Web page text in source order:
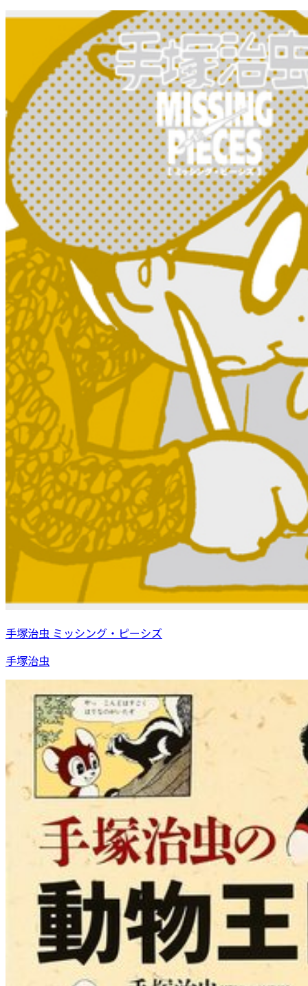
手塚治虫 ミッシング・ピーシズ
手塚治虫